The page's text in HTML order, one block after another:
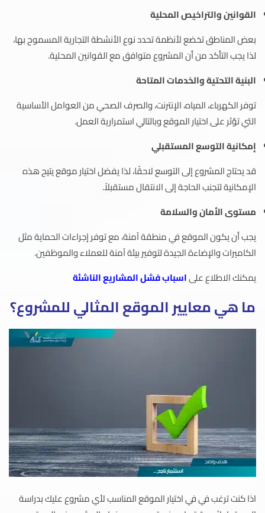
القوانين والتراخيص المحلية
بعض المناطق تخضع لأنظمة تحدد نوع الأنشطة التجارية المسموح بها،
لذا يجب التأكد من أن المشروع متوافق مع القوانين المحلية.
البنية التحتية والخدمات المتاحة
توفر الكهرباء، المياه، الإنترنت، والصرف الصحي من العوامل الأساسية
التي تؤثر على اختيار الموقع وبالتالي استمرارية العمل.
إمكانية التوسع المستقبلي
قد يحتاج المشروع إلى التوسع لاحقًا، لذا يفضل اختيار موقع يتيح هذه
الإمكانية لتجنب الحاجة إلى الانتقال مستقبلاً.
مستوى الأمان والسلامة
يجب أن يكون الموقع في منطقة آمنة، مع توفر إجراءات الحماية مثل
الكاميرات والإضاءة الجيدة لتوفير بيئة آمنة للعملاء والموظفين.
يمكنك الاطلاع علىاسباب فشل المشاريع الناشئة
ما هي معايير الموقع المثالي للمشروع؟
اذا كنت ترغب في في اختيار الموقع المناسب لأي مشروع عليك بدراسة